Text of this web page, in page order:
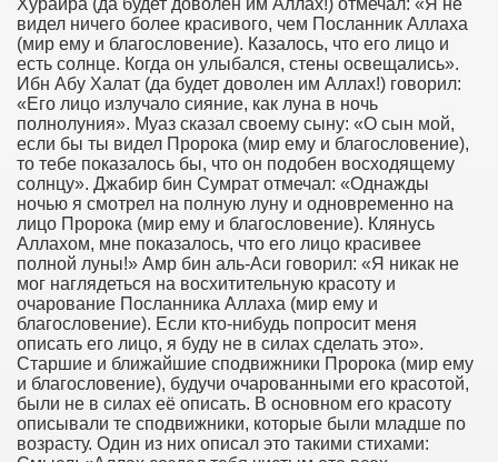
видел ничего более красивого, чем Посланник Аллаха
(мир ему и благословение). Казалось, что его лицо и
есть солнце. Когда он улыбался, стены освещались».
Ибн Абу Халат (да будет доволен им Аллах!) говорил:
«Его лицо излучало сияние, как луна в ночь
полнолуния». Муаз сказал своему сыну: «О сын мой,
если бы ты видел Пророка (мир ему и благословение),
то тебе показалось бы, что он подобен восходящему
солнцу». Джабир бин Сумрат отмечал: «Однажды
ночью я смотрел на полную луну и одновременно на
лицо Пророка (мир ему и благословение). Клянусь
Аллахом, мне показалось, что его лицо красивее
полной луны!» Амр бин аль-Аси говорил: «Я никак не
мог наглядеться на восхитительную красоту и
очарование Посланника Аллаха (мир ему и
благословение). Если кто-нибудь попросит меня
описать его лицо, я буду не в силах сделать это».
Старшие и ближайшие сподвижники Пророка (мир ему
и благословение), будучи очарованными его красотой,
были не в силах её описать. В основном его красоту
описывали те сподвижники, которые были младше по
возрасту. Один из них описал это такими стихами: